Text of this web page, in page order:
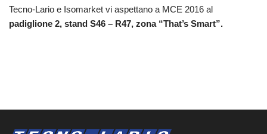
Tecno-Lario e Isomarket vi aspettano a MCE 2016 al
padiglione 2, stand S46 – R47, zona “That’s Smart”.